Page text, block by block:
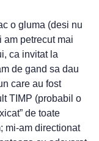
o gluma (desi nu
am petrecut mai
ca invitat la
de gand sa dau
care au fost
TIMP (probabil o
de toate
mi-am directionat